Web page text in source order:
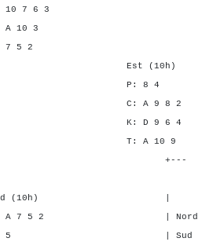
6 3
3
5 2
Est (10h)
9 3 P:
4 C: A 9
K: D 9
6 T: A
| SA P
2 | Nord -
Sud - - -